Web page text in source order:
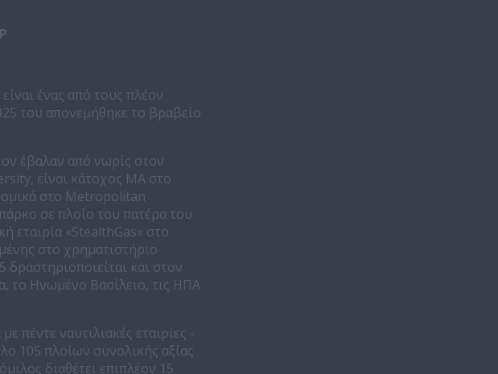
ένας από τους πλέον
του απονεμήθηκε το βραβείο
έβαλαν από νωρίς στον
είναι κάτοχος ΜΑ στο
στο Metropolitan
σε πλοίο του πατέρα του
εταιρία «StealthGas» στο
στο χρηματιστήριο
και στον
το Ηνωμένο Βασίλειο, τις ΗΠΑ
πέντε ναυτιλιακές εταιρίες -
105 πλοίων συνολικής αξίας
διαθέτει επιπλέον 15